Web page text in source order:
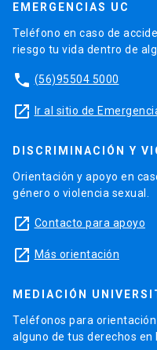
EMERGENCIAS UC
Teléfono en caso de
riesgo tu vida dentro de
phone (56)95504 5000
launch Ir al sitio de
DISCRIMINACIÓN Y
Orientación y apoyo en
género o violencia sexual.
launch Contacto para apoyo
launch Más orientación
MEDIACIÓN
Teléfonos para
alguno de tus derechos en